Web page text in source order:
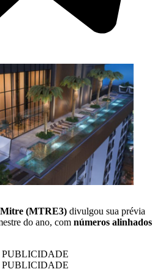
Mitre (MTRE3) divulgou sua prévia
do ano, com números alinhados